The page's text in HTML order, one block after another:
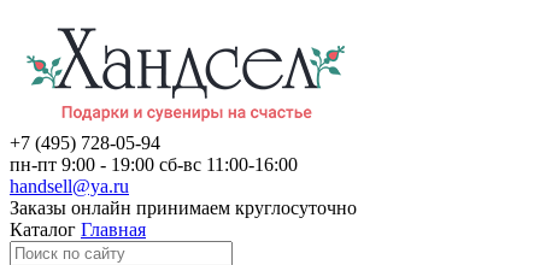
+7 (495) 728-05-94
пн-пт 9:00 - 19:00 сб-вс 11:00-16:00
handsell@ya.ru
Заказы онлайн принимаем круглосуточно
Каталог Главная